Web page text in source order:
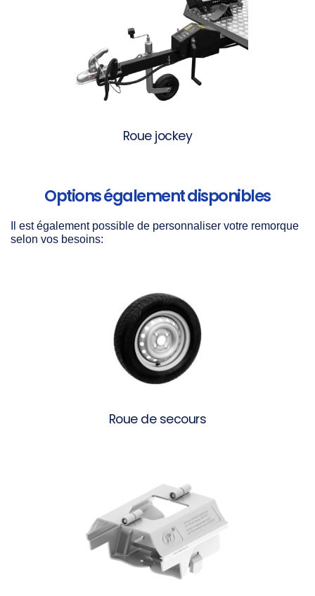
Roue jockey
Options également disponibles
Il est également possible de personnaliser votre remorque
selon vos besoins:
Roue de secours